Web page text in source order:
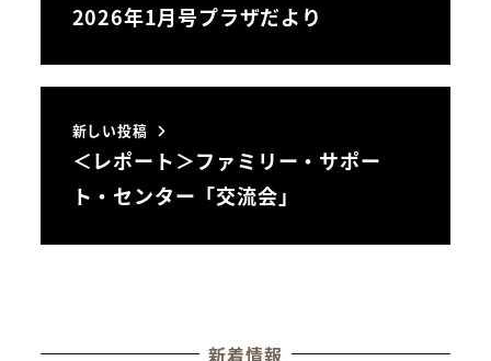
2026年1月号プラザだより
新しい投稿
＜レポート＞ファミリー・サポー
ト・センター「交流会」
新着情報